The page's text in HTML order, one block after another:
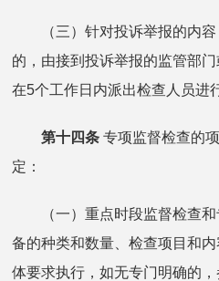
（三）针对投诉举报的内容
的，由接到投诉举报的监管部
在5个工作日内派出检查人员进
第十四条 专项监督检查的
定：
（一）重点时段监督检查和
备的种类和数量、检查项目和
体要求执行，如无专门明确的